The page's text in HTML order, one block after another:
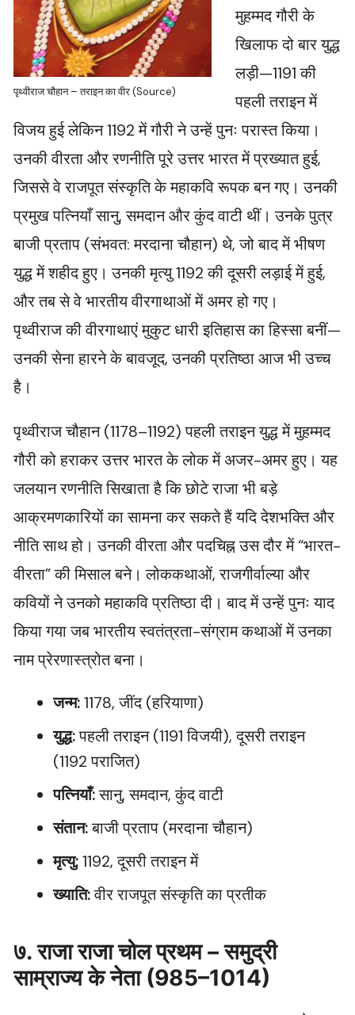
पृथ्वीराज चौहान – तराइन का वीर (Source)
मुहम्मद गौरी के
खिलाफ दो बार युद्ध
लड़ी—1191 की
पहली तराइन में
विजय हुई लेकिन 1192 में गौरी ने उन्हें पुनः परास्त किया।
उनकी वीरता और रणनीति पूरे उत्तर भारत में प्रख्यात हुई,
जिससे वे राजपूत संस्कृति के महाकवि रूपक बन गए। उनकी
प्रमुख पत्नियाँ सानु, समदान और कुंद वाटी थीं। उनके पुत्र
बाजी प्रताप (संभवत: मरदाना चौहान) थे, जो बाद में भीषण
युद्ध में शहीद हुए। उनकी मृत्यु 1192 की दूसरी लड़ाई में हुई,
और तब से वे भारतीय वीरगाथाओं में अमर हो गए।
पृथ्वीराज की वीरगाथाएं मुकुट धारी इतिहास का हिस्सा बनीं—
उनकी सेना हारने के बावजूद, उनकी प्रतिष्ठा आज भी उच्च
है।
पृथ्वीराज चौहान (1178–1192) पहली तराइन युद्ध में मुहम्मद
गौरी को हराकर उत्तर भारत के लोक में अजर-अमर हुए। यह
जलयान रणनीति सिखाता है कि छोटे राजा भी बड़े
आक्रमणकारियों का सामना कर सकते हैं यदि देशभक्ति और
नीति साथ हो। उनकी वीरता और पदचिह्न उस दौर में “भारत-
वीरता” की मिसाल बने। लोककथाओं, राजगीर्वाल्या और
कवियों ने उनको महाकवि प्रतिष्ठा दी। बाद में उन्हें पुनः याद
किया गया जब भारतीय स्वतंत्रता-संग्राम कथाओं में उनका
नाम प्रेरणास्त्रोत बना।
जन्म:1178, जींद (हरियाणा)
युद्ध:पहली तराइन (1191 विजयी), दूसरी तराइन
(1192 पराजित)
पत्नियाँ:सानु, समदान, कुंद वाटी
संतान:बाजी प्रताप (मरदाना चौहान)
मृत्यु:1192, दूसरी तराइन में
ख्याति:वीर राजपूत संस्कृति का प्रतीक
७. राजा राजा चोल प्रथम – समुद्री
साम्राज्य के नेता (985–1014)